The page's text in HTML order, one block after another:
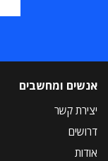
אנשים ומחשבים
יצירת קשר
דרושים
אודות